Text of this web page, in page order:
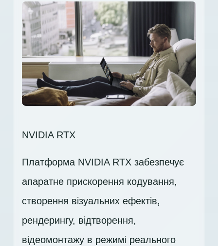
NVIDIA RTX
Платформа NVIDIA RTX забезпечує
апаратне прискорення кодування,
створення візуальних ефектів,
рендерингу, відтворення,
відеомонтажу в режимі реального